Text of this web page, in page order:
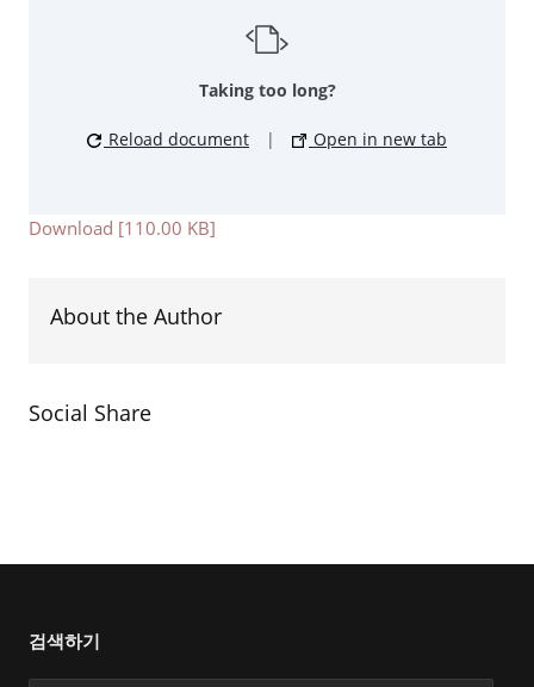
Taking too long?
Reload document | Open in new tab
Download [110.00 KB]
About the Author
Social Share
검색하기